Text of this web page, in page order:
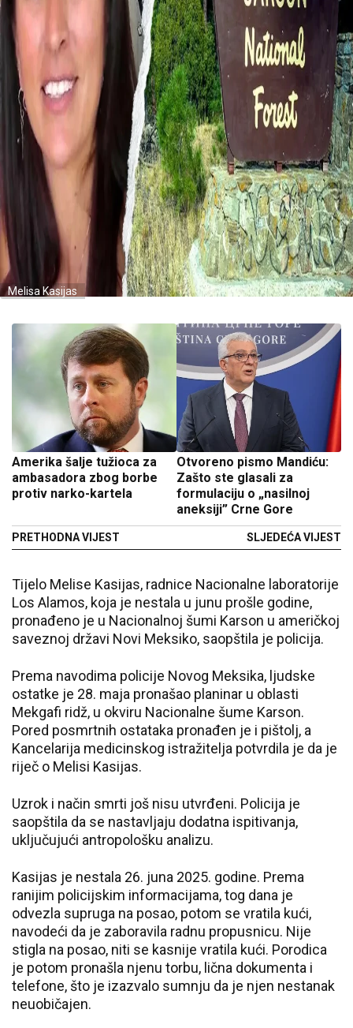
Melisa Kasijas
Amerika šalje tužioca za
ambasadora zbog borbe
protiv narko-kartela
PRETHODNA VIJEST
Otvoreno pismo Mandiću:
Zašto ste glasali za
formulaciju o „nasilnoj
aneksiji” Crne Gore
SLJEDEĆA VIJEST
Tijelo Melise Kasijas, radnice Nacionalne laboratorije
Los Alamos, koja je nestala u junu prošle godine,
pronađeno je u Nacionalnoj šumi Karson u američkoj
saveznoj državi Novi Meksiko, saopštila je policija.
Prema navodima policije Novog Meksika, ljudske
ostatke je 28. maja pronašao planinar u oblasti
Mekgafi ridž, u okviru Nacionalne šume Karson.
Pored posmrtnih ostataka pronađen je i pištolj, a
Kancelarija medicinskog istražitelja potvrdila je da je
riječ o Melisi Kasijas.
Uzrok i način smrti još nisu utvrđeni. Policija je
saopštila da se nastavljaju dodatna ispitivanja,
uključujući antropološku analizu.
Kasijas je nestala 26. juna 2025. godine. Prema
ranijim policijskim informacijama, tog dana je
odvezla supruga na posao, potom se vratila kući,
navodeći da je zaboravila radnu propusnicu. Nije
stigla na posao, niti se kasnije vratila kući. Porodica
je potom pronašla njenu torbu, lična dokumenta i
telefone, što je izazvalo sumnju da je njen nestanak
neuobičajen.